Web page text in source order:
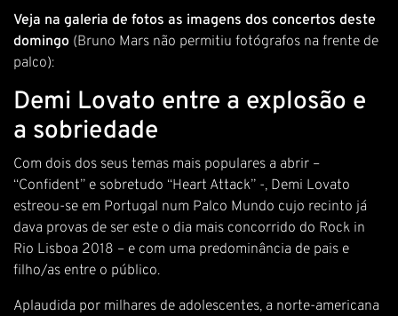
Veja na galeria de fotos as imagens dos concertos deste
domingo (Bruno Mars não permitiu fotógrafos na frente de
palco):
Demi Lovato entre a explosão e
a sobriedade
Com dois dos seus temas mais populares a abrir –
“Confident” e sobretudo “Heart Attack” -, Demi Lovato
estreou-se em Portugal num Palco Mundo cujo recinto já
dava provas de ser este o dia mais concorrido do Rock in
Rio Lisboa 2018 – e com uma predominância de pais e
filho/as entre o público.
Aplaudida por milhares de adolescentes, a norte-americana